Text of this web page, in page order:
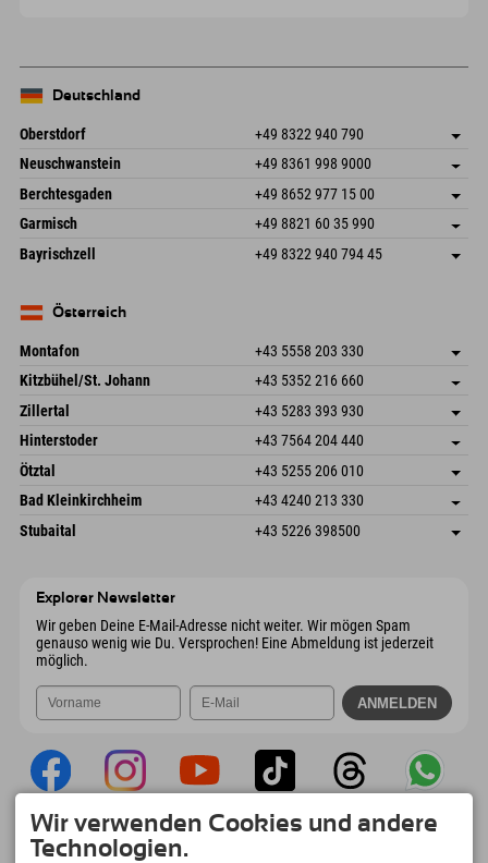
Deutschland
Oberstdorf +49 8322 940 790
An der Breitach 3
Deutschland
Adresse speichern
Buchen
Neuschwanstein +49 8361 998 9000
An der Riese 45
87484 Nesselwang im Allgäu
Deutschland
Adresse speichern
Anreiseinfos
Buchen
Berchtesgaden +49 8652 977 15 00
Hofreitstr. 7
Deutschland
Adresse speichern
Buchen
Garmisch +49 8821 60 35 990
Frickenstraße 22
82490 Farchant
Adresse speichern
Anreiseinfos
Bayrischzell +49 8322 940 794 45
Deutschland
Österreich
Montafon +43 5558 203 330
Dorfstr. 127b
6793 Gaschurn/Montafon
Österreich
Adresse speichern
Buchen
Kitzbühel/St. Johann +43 5352 216 660
Speckbacherstraße 87
6380 St. Johann in Tirol
Österreich
Adresse speichern
Anreiseinfos
Buchen
Zillertal +43 5283 393 930
Schmiedau 2
Österreich
Adresse speichern
Buchen
Hinterstoder +43 7564 204 440
Freizeitpark 10
4573 Hinterstoder
Österreich
Adresse speichern
Anreiseinfos
Buchen
Ötztal +43 5255 206 010
Gscheat 14
Österreich
Adresse speichern
Buchen
Bad Kleinkirchheim +43 4240 213 330
Dorfstraße 24
9546 Bad Kleinkirchheim
Adresse speichern
Anreiseinfos
Stubaital +43 5226 398500
Explorer Newsletter
Wir geben Deine E-Mail-Adresse nicht weiter. Wir mögen Spam
genauso wenig wie Du. Versprochen! Eine Abmeldung ist jederzeit
möglich.
Explorer App
Wir verwenden Cookies und andere
Technologien.